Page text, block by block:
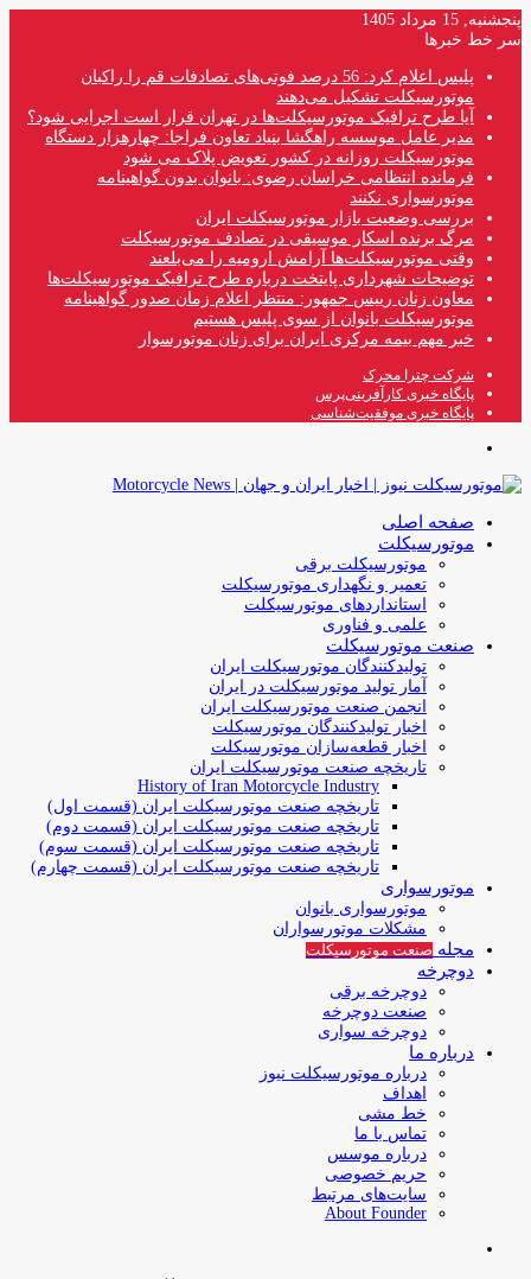
پنجشنبه, 15 مرداد 1405
سر خط خبرها
پلیس اعلام کرد: 56 درصد فوتی‌های تصادفات قم را راکبان
موتورسیکلت تشکیل می‌دهند
آیا طرح ترافیک موتورسیکلت‌ها در تهران قرار است اجرایی شود؟
مدیر عامل موسسه راهگشا بنیاد تعاون فراجا: چهارهزار دستگاه
موتورسیکلت روزانه در کشور تعویض پلاک می شود
فرمانده انتظامی خراسان رضوی: بانوان بدون گواهینامه
موتورسواری نکنند
بررسی وضعیت بازار موتورسیکلت ایران
مرگ برنده اسکار موسیقی در تصادف موتورسیکلت
وقتی موتورسیکلت‌ها آرامش ارومیه را می‌بلعند
توضیحات شهرداری پایتخت درباره طرح ترافیک موتورسیکلت‌ها
معاون زنان رییس جمهور: منتظر اعلام زمان صدور گواهینامه
موتورسیکلت بانوان از سوی پلیس هستیم
خبر مهم بیمه مرکزی ایران برای زنان موتورسوار
شرکت چترا محرک
پایگاه خبری کارآفرینی‌پرس
پایگاه خبری موفقیت‌شناسی
صفحه اصلی
موتورسیکلت
موتورسیکلت برقی
تعمیر و نگهداری موتورسیکلت
استانداردهای موتورسیکلت
علمی و فناوری
صنعت موتورسیکلت
تولیدکنندگان موتورسیکلت ایران
آمار تولید موتورسیکلت در ایران
انجمن صنعت موتورسیکلت ایران
اخبار تولیدکنندگان موتورسیکلت
اخبار قطعه‌سازان موتورسیکلت
تاریخچه صنعت موتورسیکلت ایران
History of Iran Motorcycle Industry
تاریخچه صنعت موتورسیکلت ایران (قسمت اول)
تاریخچه صنعت موتورسیکلت ایران (قسمت دوم)
تاریخچه صنعت موتورسیکلت ایران (قسمت سوم)
تاریخچه صنعت موتورسیکلت ایران (قسمت چهارم)
موتورسواری
موتورسواری بانوان
مشکلات موتورسواران
مجله صنعت موتورسیکلت
دوچرخه
دوچرخه برقی
صنعت دوچرخه
دوچرخه سواری
درباره ما
درباره موتورسیکلت نیوز
اهداف
خط مشی
تماس با ما
درباره موسس
حریم خصوصی
سایت‌های مرتبط
About Founder